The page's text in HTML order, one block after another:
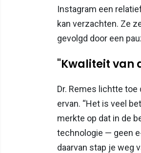
Instagram een
kan verzachten. Ze
gevolgd door een
"Kwaliteit van
Dr. Remes lichtte
ervan. “Het is veel
merkte op dat in de
technologie — geen
daarvan stap je weg